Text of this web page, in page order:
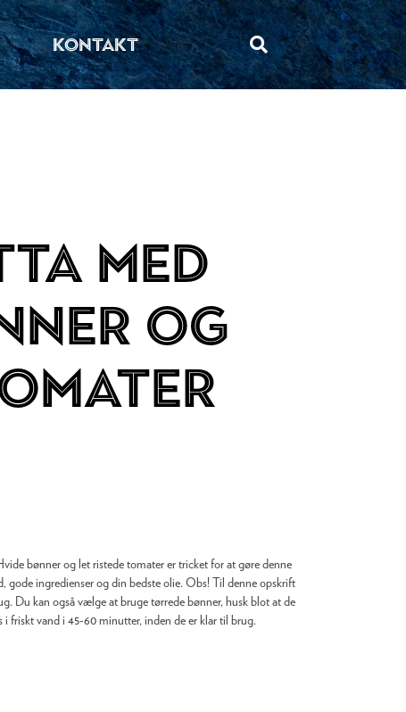
KONTAKT
med
og
bønner og let ristede tomater er tricket for at gøre denne
gode ingredienser og din bedste olie. Obs! Til denne opskrift
Du kan også vælge at bruge tørrede bønner, husk blot at de
friskt vand i 45-60 minutter, inden de er klar til brug.